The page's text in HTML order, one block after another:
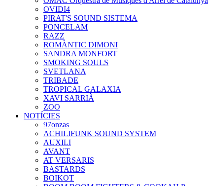
OVIDI4
PIRAT'S SOUND SISTEMA
PONCELAM
RAZZ
ROMÀNTIC DIMONI
SANDRA MONFORT
SMOKING SOULS
SVETLANA
TRIBADE
TROPICAL GALAXIA
XAVI SARRIÀ
ZOO
NOTÍCIES
97onzas
ACHILIFUNK SOUND SYSTEM
AUXILI
AVANT
AT VERSARIS
BASTARDS
BOIKOT